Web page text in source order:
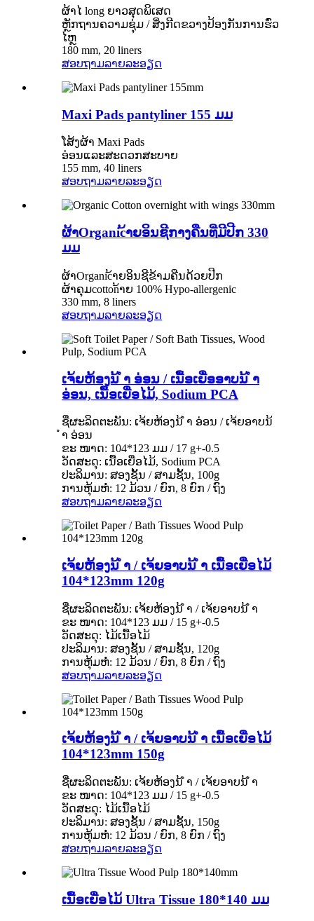
ຜ້າໄ long ຍາວສຸດພິເສດ
ຫຼັກຖານຄວາມຊຸ່ມ / ສິ່ງກີດຂວາງປ້ອງກັນການຮົ່ວ
ໄຫຼ
180 mm, 20 liners
ສອບຖາມລາຍລະອຽດ
Maxi Pads pantyliner 155 ມມ
ໂສ້ງຜ້າ Maxi Pads
ອ່ອນແລະສະດວກສະບາຍ
155 mm, 40 liners
ສອບຖາມລາຍລະອຽດ
ຜ້າOrganic້າຍອິນຊີກາງຄືນທີ່ມີປີກ 330
ມມ
ຜ້າOrganic້າຍອິນຊີຂ້າມຄືນດ້ວຍປີກ
ຜ້າຄຸມcotton້າຍ 100% Hypo-allergenic
330 mm, 8 liners
ສອບຖາມລາຍລະອຽດ
ເຈ້ຍຫ້ອງນ້ ຳ ອ່ອນ / ເນື້ອເຍື່ອອາບນ້ ຳ
ອ່ອນ, ເນື້ອເຍື່ອໄມ້, Sodium PCA
ຊື່ຜະລິດຕະພັນ: ເຈ້ຍຫ້ອງນ້ ຳ ອ່ອນ / ເຈ້ຍອາບນ້
ຳ ອ່ອນ
ຂະ ໜາດ: 104*123 ມມ / 17 g+-0.5
ວັດສະດຸ: ເນື້ອເຍື່ອໄມ້, Sodium PCA
ປະລິມານ: ສອງຊັ້ນ / ສາມຊັ້ນ, 100g
ການຫຸ້ມຫໍ່: 12 ມ້ວນ / ຍົກ, 8 ຍົກ / ຖົງ
ສອບຖາມລາຍລະອຽດ
ເຈ້ຍຫ້ອງນ້ ຳ / ເຈ້ຍອາບນ້ ຳ ເນື້ອເຍື່ອໄມ້
104*123mm 120g
ຊື່ຜະລິດຕະພັນ: ເຈ້ຍຫ້ອງນ້ ຳ / ເຈ້ຍອາບນ້ ຳ
ຂະ ໜາດ: 104*123 ມມ / 15 g+-0.5
ວັດສະດຸ: ໄມ້ເນື້ອໄມ້
ປະລິມານ: ສອງຊັ້ນ / ສາມຊັ້ນ, 120g
ການຫຸ້ມຫໍ່: 12 ມ້ວນ / ຍົກ, 8 ຍົກ / ຖົງ
ສອບຖາມລາຍລະອຽດ
ເຈ້ຍຫ້ອງນ້ ຳ / ເຈ້ຍອາບນ້ ຳ ເນື້ອເຍື່ອໄມ້
104*123mm 150g
ຊື່ຜະລິດຕະພັນ: ເຈ້ຍຫ້ອງນ້ ຳ / ເຈ້ຍອາບນ້ ຳ
ຂະ ໜາດ: 104*123 ມມ / 15 g+-0.5
ວັດສະດຸ: ໄມ້ເນື້ອໄມ້
ປະລິມານ: ສອງຊັ້ນ / ສາມຊັ້ນ, 150g
ການຫຸ້ມຫໍ່: 12 ມ້ວນ / ຍົກ, 8 ຍົກ / ຖົງ
ສອບຖາມລາຍລະອຽດ
ເນື້ອເຍື່ອໄມ້ Ultra Tissue 180*140 ມມ